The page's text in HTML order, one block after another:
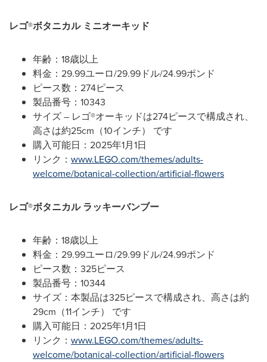
レゴ®ボタニカル ミニオーキッド
年齢：18歳以上
料金：29.99ユーロ/29.99ドル/24.99ポンド
ピース数：274ピース
製品番号：10343
サイズ – レゴ®オーキッドは274ピースで構成され、
高さは約25cm（10インチ） です
購入可能日：2025年1月1日
リンク： www.LEGO.com/themes/adults-
welcome/botanical-collection/artificial-flowers
レゴ®ボタニカル ラッキーバンブー
年齢：18歳以上
料金：29.99ユーロ/29.99ドル/24.99ポンド
ピース数：325ピース
製品番号：10344
サイズ：本製品は325ピースで構成され、高さは約
29cm（11インチ） です
購入可能日：2025年1月1日
リンク： www.LEGO.com/themes/adults-
welcome/botanical-collection/artificial-flowers